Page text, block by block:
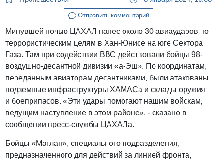
Отправить комментарий
Минувшей ночью ЦАХАЛ нанес около 30 авиаударов по
террористическим целям в Хан-Юнисе на юге Сектора
Газа. Там при содействии ВВС действовали бойцы 98-
воздушно-десантной дивизии «а-Эш». По координатам,
переданным авиаторам десантниками, были атакованы
подземные инфраструктуры ХАМАСа и склады оружия
и боеприпасов. «Эти удары помогают нашим войскам,
ведущим наступление в этом районе», - сказано в
сообщении пресс-службы ЦАХАЛа.
Бойцы «Маглан», специального подразделения,
предназначенного для действий за линией фронта,